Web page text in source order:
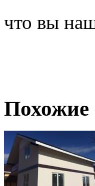
что вы
Похожие